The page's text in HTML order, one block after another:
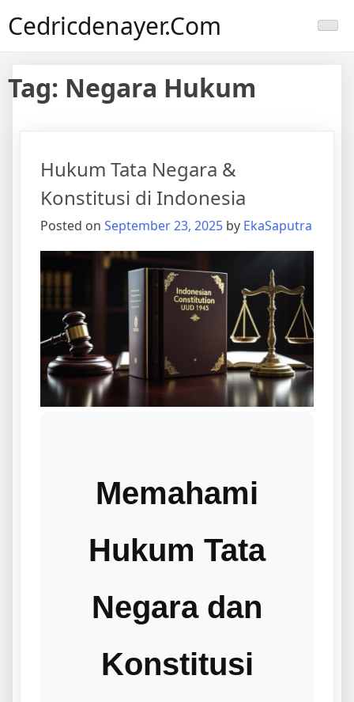
toCedricdenayer.com
Tag: Negara Hukum
Hukum Tata Negara &
Konstitusi di Indonesia
Posted on September 23, 2025 by EkaSaputra
Memahami
Hukum Tata
Negara dan
Konstitusi